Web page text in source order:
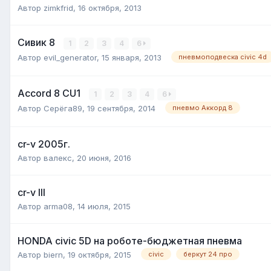
Автор zimkfrid, 16 октября, 2013
Сивик 8 1 2 3 4 6
Автор evil_generator, 15 января, 2013 пневмоподвеска civic 4d
Accord 8 CU1 1 2 3 4 6
Автор Серёга89, 19 сентября, 2014 пневмо Аккорд 8
cr-v 2005г.
Автор валекс, 20 июня, 2016
cr-v III
Автор arma08, 14 июля, 2015
HONDA civic 5D на роботе-бюджетная пневма
Автор biern, 19 октября, 2015 civic беркут 24 про